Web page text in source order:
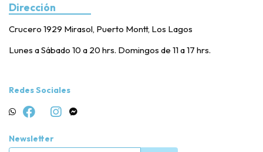
Dirección
Crucero 1929 Mirasol, Puerto Montt, Los Lagos
Lunes a Sábado 10 a 20 hrs. Domingos de 11 a 17 hrs.
Redes Sociales
Newsletter